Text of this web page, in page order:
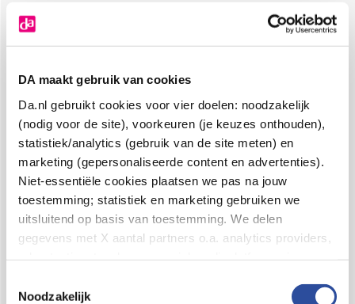
DA maakt gebruik van cookies
Da.nl gebruikt cookies voor vier doelen: noodzakelijk
(nodig voor de site), voorkeuren (je keuzes onthouden),
statistiek/analytics (gebruik van de site meten) en
marketing (gepersonaliseerde content en advertenties).
Niet-essentiële cookies plaatsen we pas na jouw
toestemming; statistiek en marketing gebruiken we
uitsluitend op basis van toestemming. We delen
gegevens met X aantal partners o.a. analytics providers,
en de bewaartermijnen per categorie. Je kunt je keuze op
Noodzakelijk
8.6 uit4.106 reviews
Over DA
Klantenservice
Assortiment
VolgDAop: